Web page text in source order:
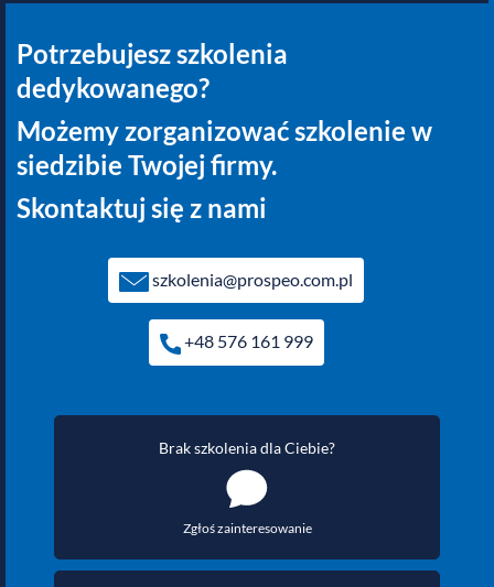
Potrzebujesz szkolenia
dedykowanego?
Możemy zorganizować szkolenie w
siedzibie Twojej firmy.
Skontaktuj się z nami
szkolenia@prospeo.com.pl
+48 576 161 999
Brak szkolenia dla Ciebie?
Zgłoś zainteresowanie